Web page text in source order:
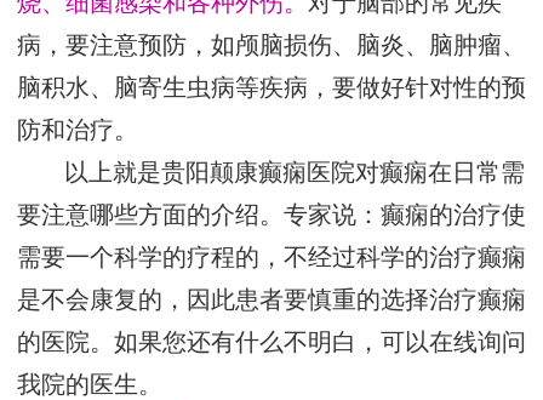
病，要注意预防，如颅脑损伤、脑炎、脑肿瘤、
脑积水、脑寄生虫病等疾病，要做好针对性的预
防和治疗。
以上就是贵阳颠康癫痫医院对癫痫在日常需
要注意哪些方面的介绍。专家说：癫痫的治疗使
需要一个科学的疗程的，不经过科学的治疗癫痫
是不会康复的，因此患者要慎重的选择治疗癫痫
的医院。如果您还有什么不明白，可以在线询问
我院的医生。